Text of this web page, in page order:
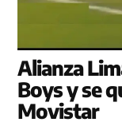
Alianza
Boys y se
Movistar